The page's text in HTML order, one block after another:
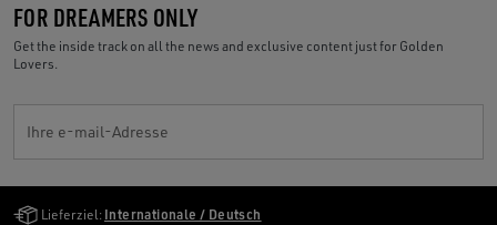
FOR DREAMERS ONLY
Get the inside track on all the news and exclusive content just for Golden
Lovers.
Ihre e-mail-Adresse
Lieferziel: Internationale / Deutsch